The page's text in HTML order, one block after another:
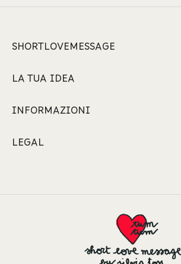
SHORTLOVEMESSAGE
LA TUA IDEA
INFORMAZIONI
LEGAL